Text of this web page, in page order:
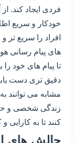
فردی ایجاد کند. از
خودکار و سریع
افراد را سریع تر
های پیام رسانی
تا پیام های خود
دقیق تری دست
مشابه می توانند
زندگی شخصی و
کنند تا به کارایی
چالش های